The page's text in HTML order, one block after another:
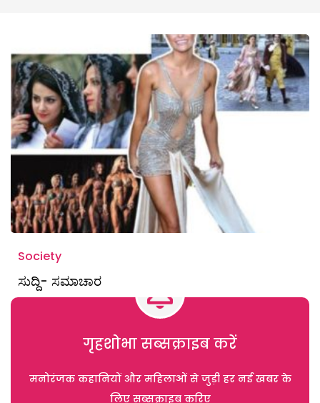
Society
ಸುದ್ದಿ- ಸಮಾಚಾರ
गृहशोभा सब्सक्राइब करें
मनोरंजक कहानियों और महिलाओं से जुड़ी हर नई खबर के
लिए सब्सक्राइब करिए